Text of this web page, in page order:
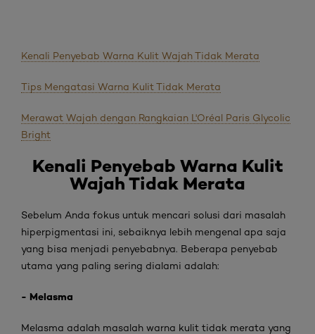
Kenali Penyebab Warna Kulit Wajah Tidak Merata
Tips Mengatasi Warna Kulit Tidak Merata
Merawat Wajah dengan Rangkaian L'Oréal Paris Glycolic
Bright
Kenali Penyebab Warna Kulit
Wajah Tidak Merata
Sebelum Anda fokus untuk mencari solusi dari masalah
hiperpigmentasi ini, sebaiknya lebih mengenal apa saja
yang bisa menjadi penyebabnya. Beberapa penyebab
utama yang paling sering dialami adalah:
- Melasma
Melasma adalah masalah warna kulit tidak merata yang